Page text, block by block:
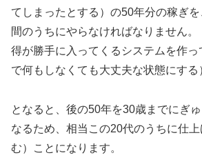
てしまったとする）の50年分の稼ぎ
間のうちにやらなければなりません
得が勝手に入ってくるシステムを作
で何もしなくても大丈夫な状態にする
となると、後の50年を30歳までにぎ
なるため、相当この20代のうちに仕
む）ことになります。